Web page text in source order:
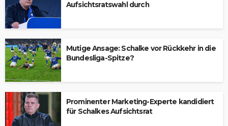
Aufsichtsratswahl durch
Mutige Ansage: Schalke vor Rückkehr in die
Bundesliga-Spitze?
Prominenter Marketing-Experte kandidiert
für Schalkes Aufsichtsrat